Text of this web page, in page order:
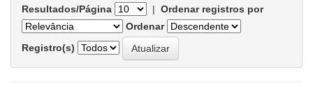
Resultados/Página | Ordenar registros por
Ordenar
Registro(s)